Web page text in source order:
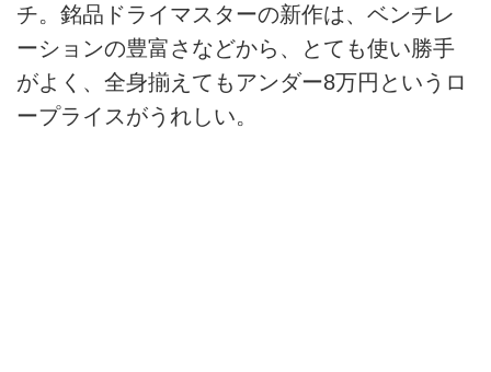
チ。銘品ドライマスターの新作は、ベンチレ
ーションの豊富さなどから、とても使い勝手
がよく、全身揃えてもアンダー8万円というロ
ープライスがうれしい。